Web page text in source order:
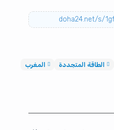
الطاقة المتجددة
المغرب